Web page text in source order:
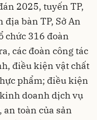
2025, tuyến TP,
bàn TP, Sở An
chức 316 đoàn
các đoàn công tác
điều kiện vật chất
phẩm; điều kiện
doanh dịch vụ
an toàn của sản